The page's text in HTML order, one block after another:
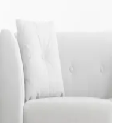
ve dayanıklı tasarımlı ses
sağlar.
Mobil Ses
tasarımı, kablosuz
yaşam tarzına mükemmel
uzun pil ömrü ile her yerde